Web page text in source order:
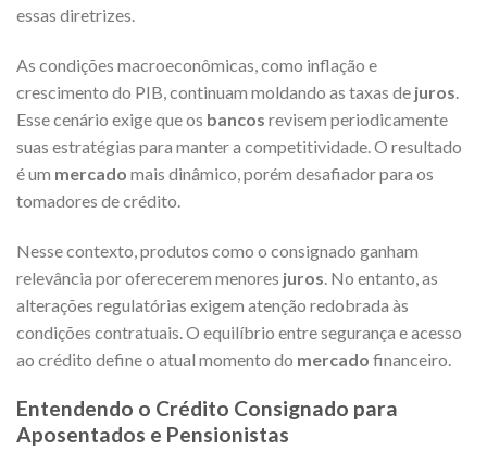
essas diretrizes.
As condições macroeconômicas, como inflação e
crescimento do PIB, continuam moldando as taxas de juros.
Esse cenário exige que os bancos revisem periodicamente
suas estratégias para manter a competitividade. O resultado
é um mercado mais dinâmico, porém desafiador para os
tomadores de crédito.
Nesse contexto, produtos como o consignado ganham
relevância por oferecerem menores juros. No entanto, as
alterações regulatórias exigem atenção redobrada às
condições contratuais. O equilíbrio entre segurança e acesso
ao crédito define o atual momento do mercado financeiro.
Entendendo o Crédito Consignado para
Aposentados e Pensionistas